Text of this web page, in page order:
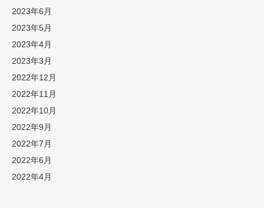
2023年6月
2023年5月
2023年4月
2023年3月
2022年12月
2022年11月
2022年10月
2022年9月
2022年7月
2022年6月
2022年4月